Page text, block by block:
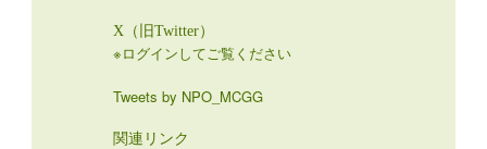
X（旧Twitter）
※ログインしてご覧ください
Tweets by NPO_MCGG
関連リンク